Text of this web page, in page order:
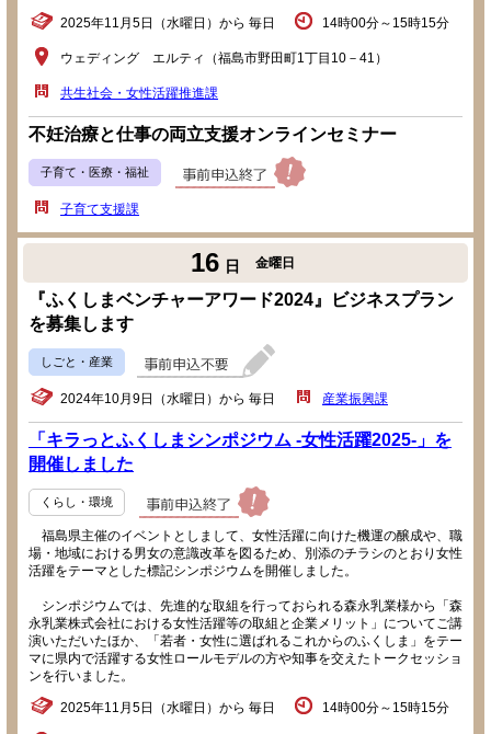
2025年11月5日（水曜日）から 毎日 14時00分～15時15分
ウェディング エルティ（福島市野田町1丁目10－41）
共生社会・女性活躍推進課
不妊治療と仕事の両立支援オンラインセミナー
子育て・医療・福祉
子育て支援課
16 日 金曜日
『ふくしまベンチャーアワード2024』ビジネスプラン
を募集します
しごと・産業
2024年10月9日（水曜日）から 毎日 産業振興課
「キラっとふくしまシンポジウム -女性活躍2025-」を
開催しました
くらし・環境
福島県主催のイベントとしまして、女性活躍に向けた機運の醸成や、職
場・地域における男女の意識改革を図るため、別添のチラシのとおり女性
活躍をテーマとした標記シンポジウムを開催しました。
シンポジウムでは、先進的な取組を行っておられる森永乳業様から「森
永乳業株式会社における女性活躍等の取組と企業メリット」についてご講
演いただいたほか、「若者・女性に選ばれるこれからのふくしま」をテー
マに県内で活躍する女性ロールモデルの方や知事を交えたトークセッショ
ンを行いました。
2025年11月5日（水曜日）から 毎日 14時00分～15時15分